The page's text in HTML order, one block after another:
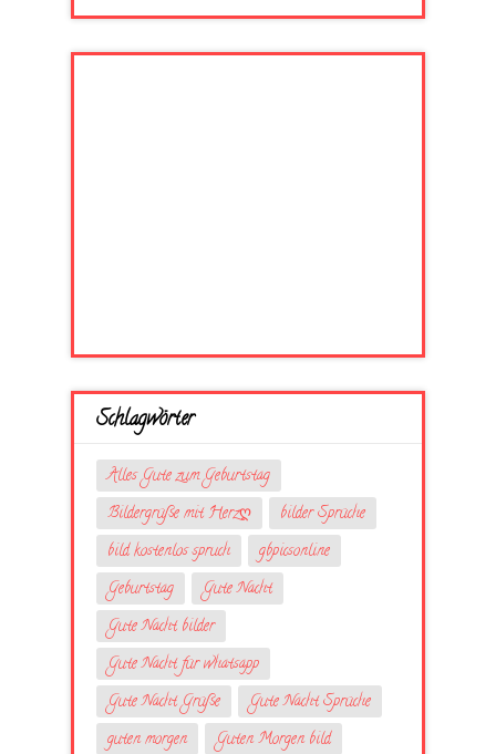
Schlagwörter
Alles Gute zum Geburtstag
Bildergrüße mit Herzღ
bilder Sprüche
bild kostenlos spruch
gbpicsonline
Geburtstag
Gute Nacht
Gute Nacht bilder
Gute Nacht für whatsapp
Gute Nacht Grüße
Gute Nacht Sprüche
guten morgen
Guten Morgen bild